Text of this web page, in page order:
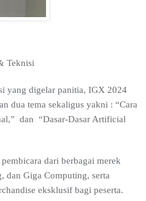
Teknisi
yang digelar panitia, IGX 2024
dua tema sekaligus yakni : “Cara
dan “Dasar-Dasar Artificial
dari berbagai merek
dan Giga Computing, serta
eksklusif bagi peserta.